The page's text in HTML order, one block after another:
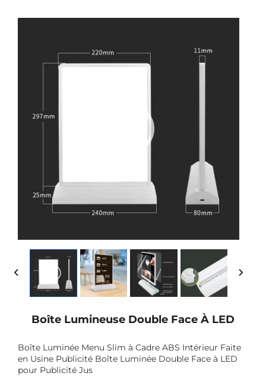
Boîte Lumineuse Double Face À LED
Boîte Luminée Menu Slim à Cadre ABS Intérieur Faite
en Usine Publicité Boîte Luminée Double Face à LED
pour Publicité Jus